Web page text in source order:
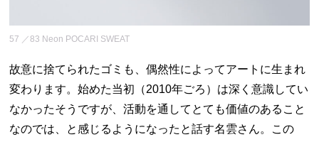
57 ／83 Neon POCARI SWEAT
故意に捨てられたゴミも、偶然性によってアートに生まれ
変わります。始めた当初（2010年ごろ）は深く意識してい
なかったそうですが、活動を通してとても価値のあること
なのでは、と感じるようになったと話す名雲さん。この